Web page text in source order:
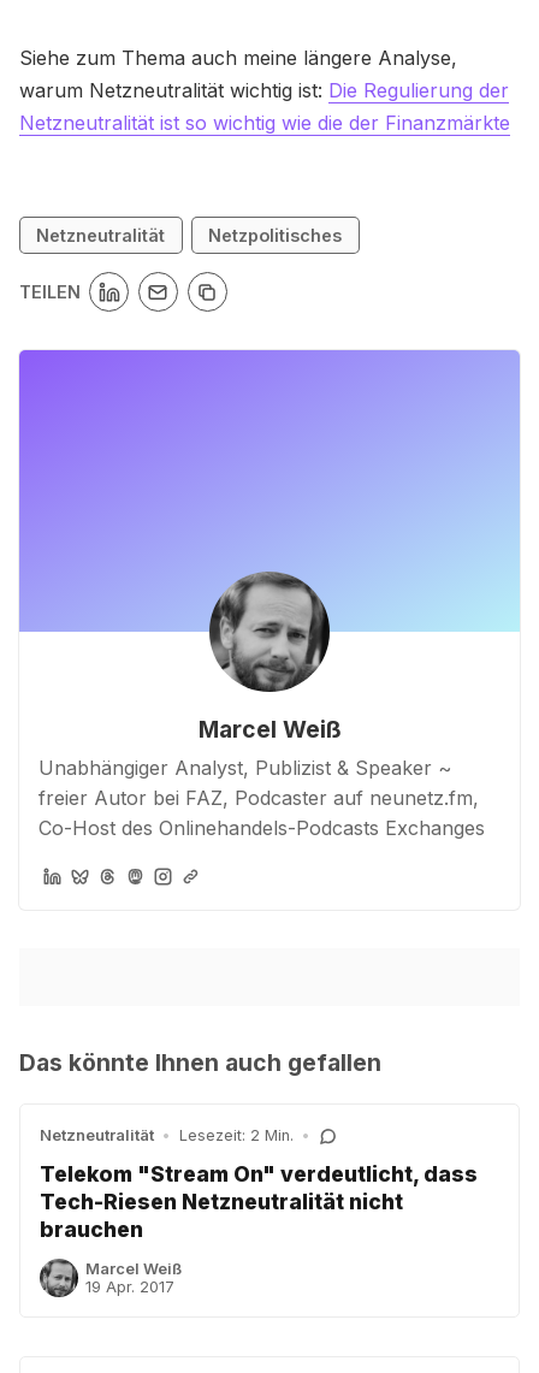
Siehe zum Thema auch meine längere Analyse,
warum Netzneutralität wichtig ist: Die Regulierung der
Netzneutralität ist so wichtig wie die der Finanzmärkte
Netzneutralität Netzpolitisches
TEILEN
Marcel Weiß
Unabhängiger Analyst, Publizist & Speaker ~
freier Autor bei FAZ, Podcaster auf neunetz.fm,
Co-Host des Onlinehandels-Podcasts Exchanges
Das könnte Ihnen auch gefallen
Netzneutralität • Lesezeit: 2 Min. •
Telekom "Stream On" verdeutlicht, dass
Tech-Riesen Netzneutralität nicht
brauchen
Marcel Weiß
19 Apr. 2017